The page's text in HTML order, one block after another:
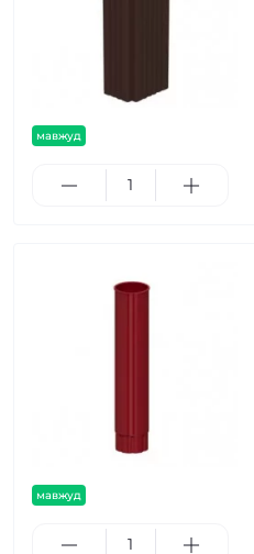
мавжуд
мавжуд